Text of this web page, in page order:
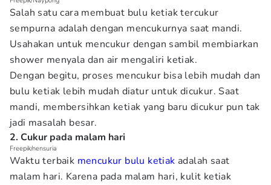
Salah satu cara membuat bulu ketiak tercukur
sempurna adalah dengan mencukurnya saat mandi.
Usahakan untuk mencukur dengan sambil membiarkan
shower menyala dan air mengaliri ketiak.
Dengan begitu, proses mencukur bisa lebih mudah dan
bulu ketiak lebih mudah diatur untuk dicukur. Saat
mandi, membersihkan ketiak yang baru dicukur pun tak
jadi masalah besar.
2. Cukur pada malam hari
Freepik/nensuria
Waktu terbaik mencukur bulu ketiak adalah saat
malam hari. Karena pada malam hari, kulit ketiak